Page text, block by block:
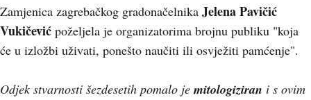
Zamjenica zagrebačkog gradonačelnika Jelena Pavičić
Vukičević poželjela je organizatorima brojnu publiku "koja
će u izložbi uživati, ponešto naučiti ili osvježiti pamćenje".
Odjek stvarnosti šezdesetih pomalo je mitologiziran i s ovim